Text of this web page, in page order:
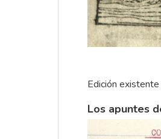
Edición
Los apuntes